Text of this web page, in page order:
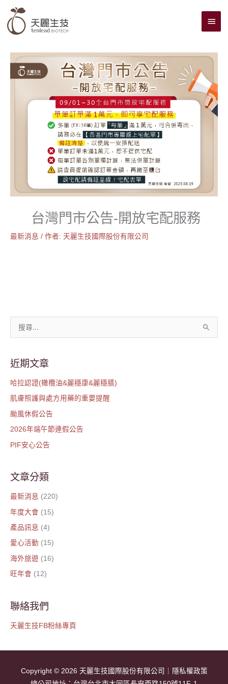
要
選
台灣門市公告-開放宅配服務
最新消息 / 作者: 天麗生技國際股份有限公司
關
字
:
近期文章
哈拉認證(橄欖油&麗穩康&麗穩膳)
肌膚照護與處方用藥的重要提醒
颱風休假公告
2026年端午節連假公告
PIF安心公告
文章分類
最新消息 (220)
年度大會 (15)
產品訊息 (4)
愛心活動 (15)
海外旅遊 (16)
旺年會 (12)
聯絡我們
天麗生技FB粉絲專頁
Copyright © 2026 天麗生技國際股份有限公司
隱私權政策